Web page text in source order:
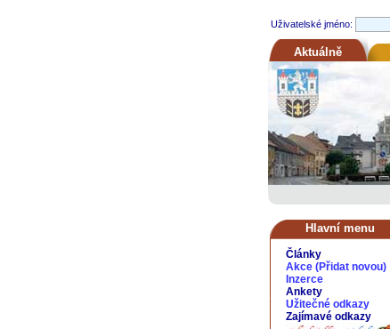
Uživatelské jméno:
Aktuálně
Hlavní menu
Články
Akce (Přidat novou)
Inzerce
Ankety
Užitečné odkazy
Zajímavé odkazy